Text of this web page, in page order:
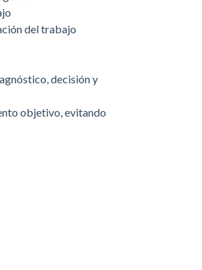
del trabajo
decisión y
objetivo, evitando